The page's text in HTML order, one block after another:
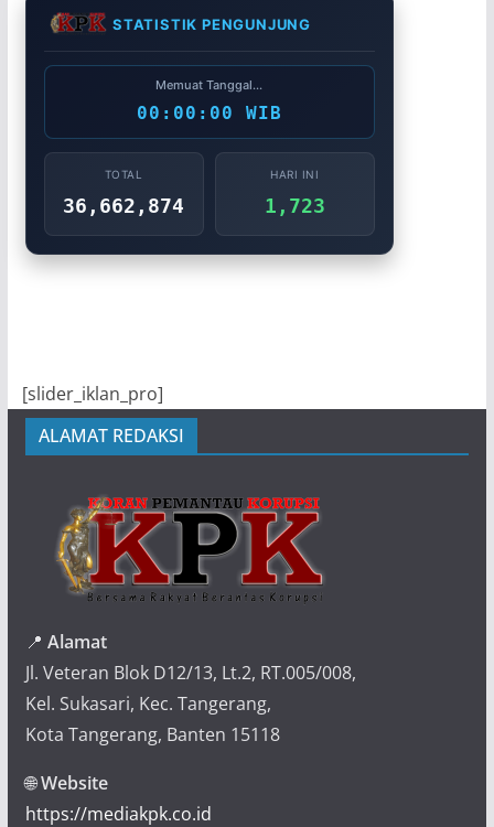
STATISTIK PENGUNJUNG
Memuat Tanggal...
00:00:00 WIB
TOTAL
36,662,874
HARI INI
1,723
[slider_iklan_pro]
ALAMAT REDAKSI
📍 Alamat
Jl. Veteran Blok D12/13, Lt.2, RT.005/008,
Kel. Sukasari, Kec. Tangerang,
Kota Tangerang, Banten 15118
🌐Website
https://mediakpk.co.id